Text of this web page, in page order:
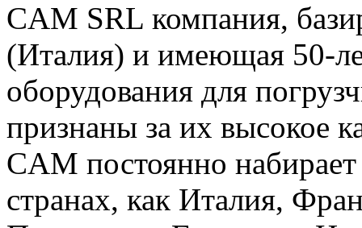
CAM SRL компания,
(Италия) и имеющая 50-
оборудования для
признаны за их высокое
CAM постоянно
странах, как Италия,